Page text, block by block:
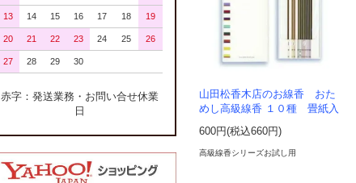
山田松香木店のお線香 おた
めし高級線香 １０種 畳紙入
600円(税込660円)
高級線香シリーズお試し用
13 14 15 16 17 18 19
20 21 22 23 24 25 26
27 28 29 30
赤字：発送業務・お問い合せ休業
日